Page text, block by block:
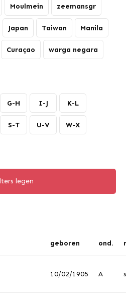
Moulmein zeemansgr
Japan Taiwan Manila
Curaçao warga negara
G-H I-J K-L
S-T U-V W-X
legen
geboren ond.
10/02/1905 A